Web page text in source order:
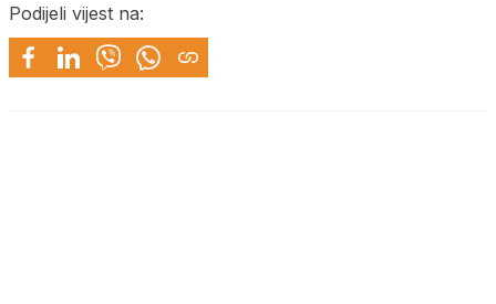
Podijeli vijest na: